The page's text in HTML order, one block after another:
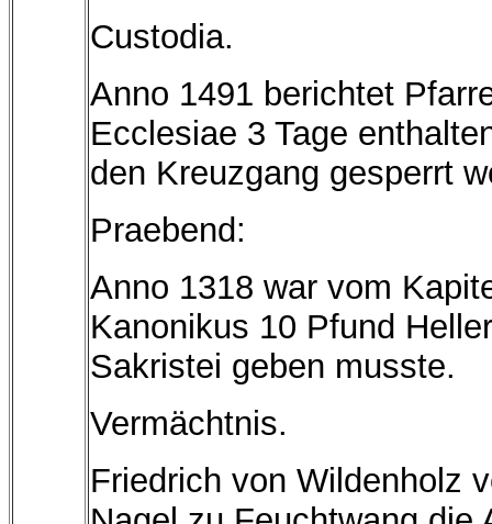
Custodia.
Anno 1491 berichtet
Ecclesiae 3 Tage
den Kreuzgang gesperrt
Praebend:
Anno 1318 war vom
Kanonikus 10 Pfund
Sakristei geben musste.
Vermächtnis.
Friedrich von Wildenholz